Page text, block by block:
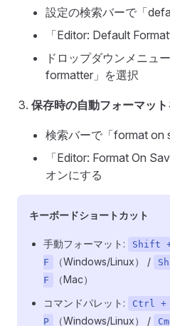
設定の検索バーで「
「Editor: Default
ドロップダウンメニュ
formatter」を選択
保存時の自動フォーマット
検索バーで「format on
「Editor: Format On
オンにする
キーボードショートカット
手動フォーマット:
Shift
F
（Windows/Linux） /
F
（Mac）
コマンドパレット:
Ctrl +
P
（Windows/Linux） /